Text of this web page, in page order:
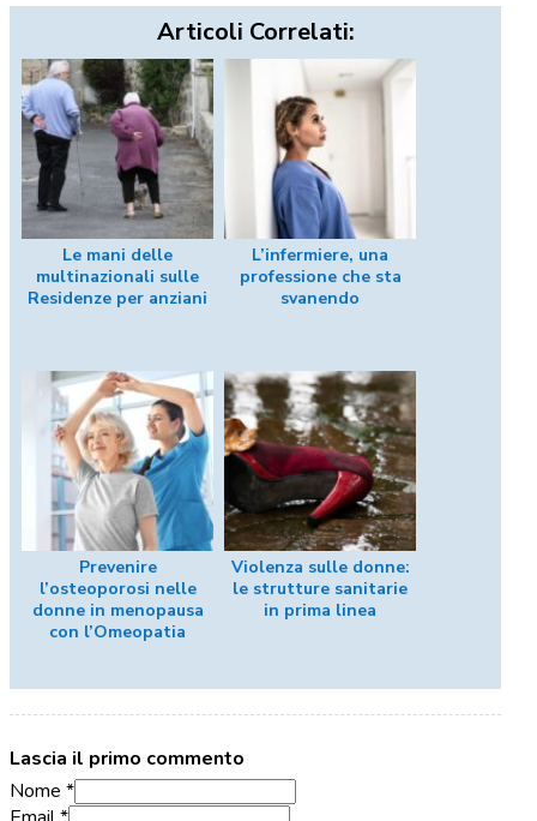
Articoli Correlati:
Le mani delle
multinazionali sulle
Residenze per anziani
L’infermiere, una
professione che sta
svanendo
Prevenire
l’osteoporosi nelle
donne in menopausa
con l’Omeopatia
Violenza sulle donne:
le strutture sanitarie
in prima linea
Lascia il primo commento
Nome *